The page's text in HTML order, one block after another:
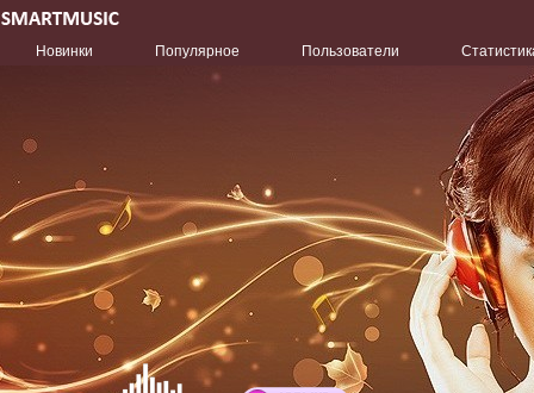
Новинки Популярное Пользователи